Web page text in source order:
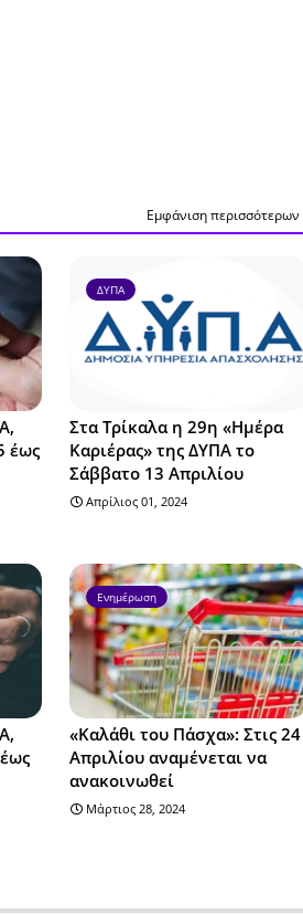
Εμφάνιση περισσότερων
έως
ΔΥΠΑ
Στα Τρίκαλα η 29η «Ημέρα
Καριέρας» της ΔΥΠΑ το
Σάββατο 13 Απριλίου
Απρίλιος 01, 2024
Ενημέρωση
«Καλάθι του Πάσχα»: Στις 24
Απριλίου αναμένεται να
ανακοινωθεί
Μάρτιος 28, 2024